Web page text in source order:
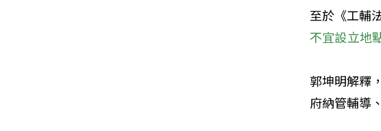
至於《工輔
不宜設立地
郭坤明解釋
府納管輔導